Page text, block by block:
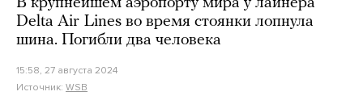
В крупнейшем аэропорту мира у лайнера
Delta Air Lines во время стоянки лопнула
шина. Погибли два человека
15:58, 27 августа 2024
Источник: WSB